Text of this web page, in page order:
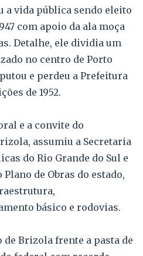
a vida pública sendo eleito
com apoio da ala moça
Detalhe, ele dividia um
no centro de Porto
e perdeu a Prefeitura
de 1952.
e a convite do
assumiu a Secretaria
do Rio Grande do Sul e
de Obras do estado,
básico e rodovias.
Brizola frente a pasta de